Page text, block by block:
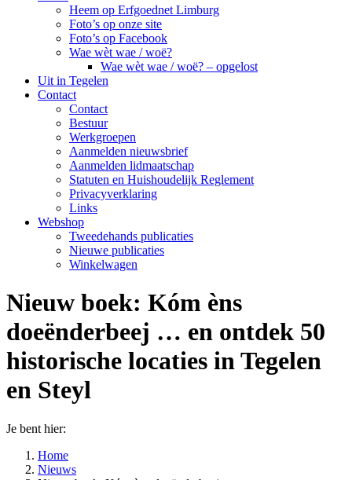
Heem op Erfgoednet Limburg
Foto’s op onze site
Foto’s op Facebook
Wae wèt wae / woë?
Wae wèt wae / woë? – opgelost
Uit in Tegelen
Contact
Contact
Bestuur
Werkgroepen
Aanmelden nieuwsbrief
Aanmelden lidmaatschap
Statuten en Huishoudelijk Reglement
Privacyverklaring
Links
Webshop
Tweedehands publicaties
Nieuwe publicaties
Winkelwagen
Nieuw boek: Kóm èns
doeënderbeej … en ontdek 50
historische locaties in Tegelen
en Steyl
Je bent hier:
Home
Nieuws